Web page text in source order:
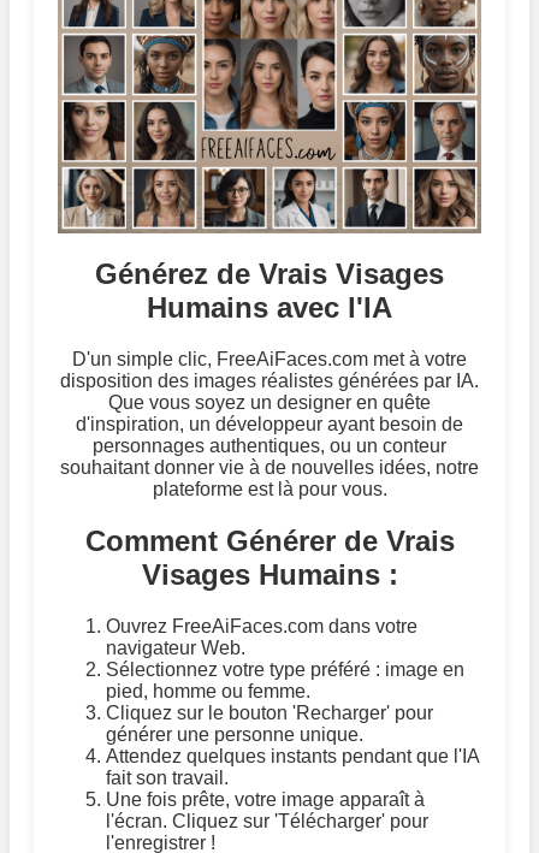
Générez de Vrais Visages
Humains avec l'IA
D'un simple clic, FreeAiFaces.com met à votre
disposition des images réalistes générées par IA.
Que vous soyez un designer en quête
d'inspiration, un développeur ayant besoin de
personnages authentiques, ou un conteur
souhaitant donner vie à de nouvelles idées, notre
plateforme est là pour vous.
Comment Générer de Vrais
Visages Humains :
Ouvrez FreeAiFaces.com dans votre
navigateur Web.
Sélectionnez votre type préféré : image en
pied, homme ou femme.
Cliquez sur le bouton 'Recharger' pour
générer une personne unique.
Attendez quelques instants pendant que l'IA
fait son travail.
Une fois prête, votre image apparaît à
l'écran. Cliquez sur 'Télécharger' pour
l'enregistrer !